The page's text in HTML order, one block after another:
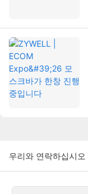
우리와 연락하십시오